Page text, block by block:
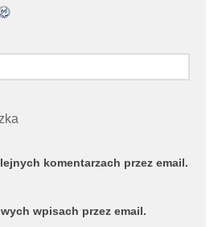
komentarzach przez email.
wpisach przez email.